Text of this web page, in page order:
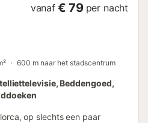
vanaf € 79 per nacht
600 m naar het stadscentrum
Beddengoed,
op slechts een paar